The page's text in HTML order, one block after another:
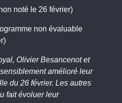
noté le 26 février)
non évaluable
Olivier Besancenot et
amélioré leur
du 26 février. Les autres
fait évoluer leur